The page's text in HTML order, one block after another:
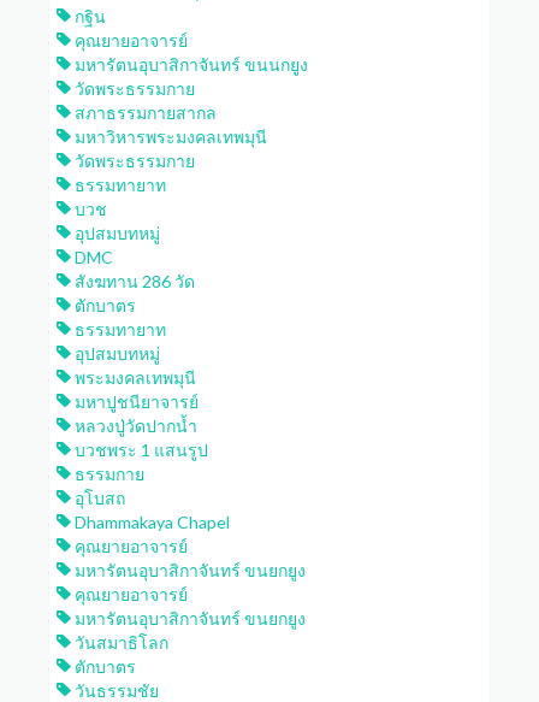
กฐิน
คุณยายอาจารย์
มหารัตนอุบาสิกาจันทร์ ขนนกยูง
วัดพระธรรมกาย
สภาธรรมกายสากล
มหาวิหารพระมงคลเทพมุนี
วัดพระธรรมกาย
ธรรมทายาท
บวช
อุปสมบทหมู่
DMC
สังฆทาน 286 วัด
ตักบาตร
ธรรมทายาท
อุปสมบทหมู่
พระมงคลเทพมุนี
มหาปูชนียาจารย์
หลวงปู่วัดปากน้ำ
บวชพระ 1 แสนรูป
ธรรมกาย
อุโบสถ
Dhammakaya Chapel
คุณยายอาจารย์
มหารัตนอุบาสิกาจันทร์ ขนยกยูง
คุณยายอาจารย์
มหารัตนอุบาสิกาจันทร์ ขนยกยูง
วันสมาธิโลก
ตักบาตร
วันธรรมชัย